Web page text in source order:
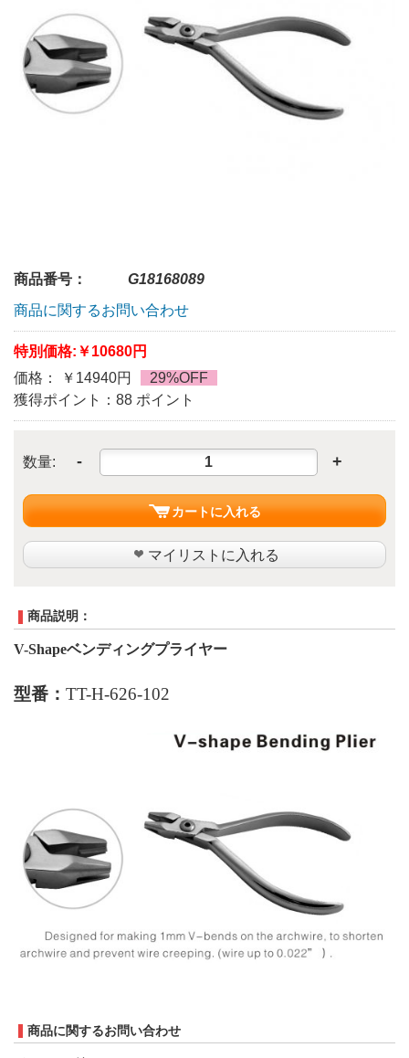
商品番号：
G18168089
商品に関するお問い合わせ
特別価格: ￥10680円
価格： ￥14940円
29%OFF
獲得ポイント：88 ポイント
数量: - +
カートに入れる
マイリストに入れる
商品説明：
V-Shapeベンディングプライヤー
型番： TT-H-626-102
商品に関するお問い合わせ